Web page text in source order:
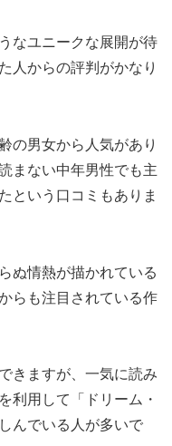
なユニークな展開が待
人からの評判がかなり
の男女から人気があり
まない中年男性でも主
という口コミもありま
ぬ情熱が描かれている
らも注目されている作
きますが、一気に読み
利用して「ドリーム・
んでいる人が多いで